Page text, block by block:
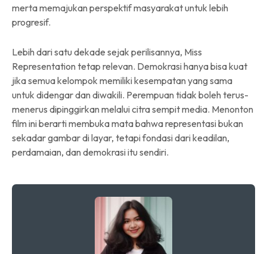
merta memajukan perspektif masyarakat untuk lebih
progresif.
Lebih dari satu dekade sejak perilisannya, Miss
Representation tetap relevan. Demokrasi hanya bisa kuat
jika semua kelompok memiliki kesempatan yang sama
untuk didengar dan diwakili. Perempuan tidak boleh terus-
menerus dipinggirkan melalui citra sempit media. Menonton
film ini berarti membuka mata bahwa representasi bukan
sekadar gambar di layar, tetapi fondasi dari keadilan,
perdamaian, dan demokrasi itu sendiri.